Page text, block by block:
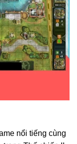
nổi tiếng cùng